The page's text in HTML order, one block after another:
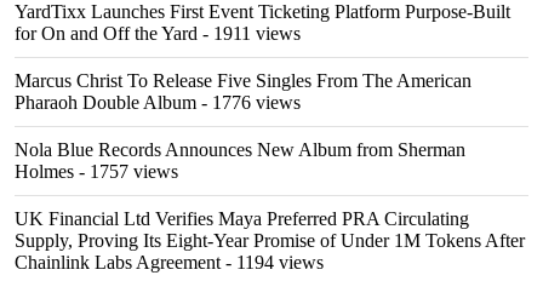
YardTixx Launches First Event Ticketing Platform Purpose-Built
for On and Off the Yard - 1911 views
Marcus Christ To Release Five Singles From The American
Pharaoh Double Album - 1776 views
Nola Blue Records Announces New Album from Sherman
Holmes - 1757 views
UK Financial Ltd Verifies Maya Preferred PRA Circulating
Supply, Proving Its Eight-Year Promise of Under 1M Tokens After
Chainlink Labs Agreement - 1194 views